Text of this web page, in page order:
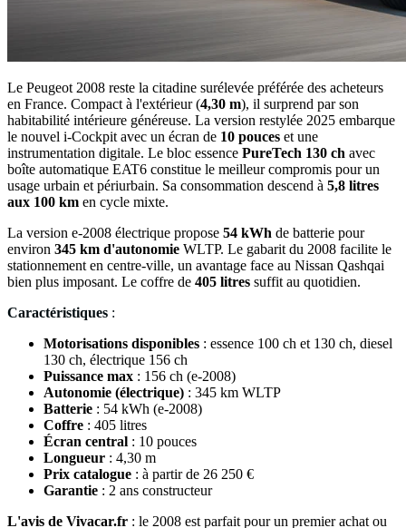
Le Peugeot 2008 reste la citadine surélevée préférée des acheteurs
en France. Compact à l'extérieur (4,30 m), il surprend par son
habitabilité intérieure généreuse. La version restylée 2025 embarque
le nouvel i-Cockpit avec un écran de 10 pouces et une
instrumentation digitale. Le bloc essence PureTech 130 ch avec
boîte automatique EAT6 constitue le meilleur compromis pour un
usage urbain et périurbain. Sa consommation descend à 5,8 litres
aux 100 km en cycle mixte.
La version e-2008 électrique propose 54 kWh de batterie pour
environ 345 km d'autonomie WLTP. Le gabarit du 2008 facilite le
stationnement en centre-ville, un avantage face au Nissan Qashqai
bien plus imposant. Le coffre de 405 litres suffit au quotidien.
Caractéristiques :
Motorisations disponibles : essence 100 ch et 130 ch, diesel
130 ch, électrique 156 ch
Puissance max : 156 ch (e-2008)
Autonomie (électrique) : 345 km WLTP
Batterie : 54 kWh (e-2008)
Coffre : 405 litres
Écran central : 10 pouces
Longueur : 4,30 m
Prix catalogue : à partir de 26 250 €
Garantie : 2 ans constructeur
L'avis de Vivacar.fr : le 2008 est parfait pour un premier achat ou